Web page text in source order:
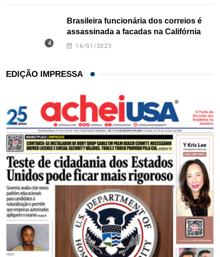
Brasileira funcionária dos correios é
assassinada a facadas na Califórnia
16/01/2023
EDIÇÃO IMPRESSA